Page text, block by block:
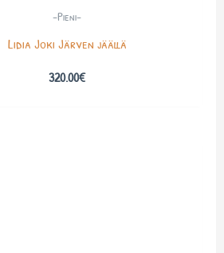
-Pieni-
Lidia Joki Järven jäällä
320.00€